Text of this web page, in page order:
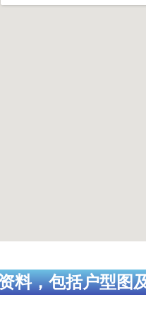
料，包括户型图